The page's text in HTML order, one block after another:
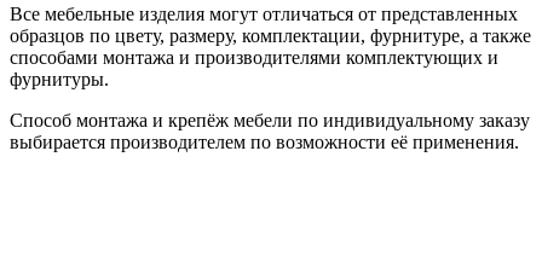
Все мебельные изделия могут отличаться от представленных
образцов по цвету, размеру, комплектации, фурнитуре, а также
способами монтажа и производителями комплектующих и
фурнитуры.
Способ монтажа и крепёж мебели по индивидуальному заказу
выбирается производителем по возможности её применения.